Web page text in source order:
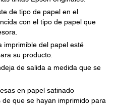
de tipo de papel en el
con el tipo de papel que
imprimible del papel esté
su producto.
de salida a medida que se
en papel satinado
que se hayan imprimido para